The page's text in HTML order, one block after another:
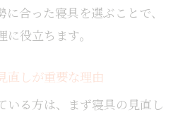
合った寝具を選ぶことで、
役立ちます。
直しが重要な理由
いる方は、まず寝具の見直し